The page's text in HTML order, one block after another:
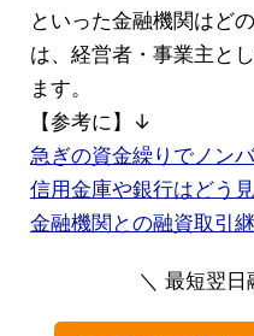
といった金融機関はど
は、経営者・事業主と
ます。
【参考に】↓
急ぎの資金繰りでノン
信用金庫や銀行はどう
金融機関との融資取引
＼ 最短翌日